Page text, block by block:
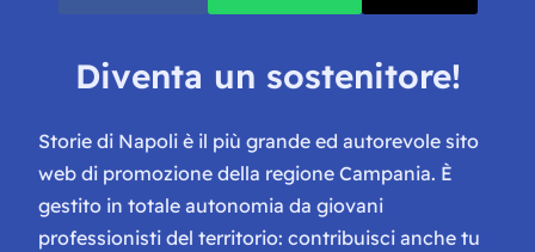
Diventa un sostenitore!
Storie di Napoli è il più grande ed autorevole sito
web di promozione della regione Campania. È
gestito in totale autonomia da giovani
professionisti del territorio: contribuisci anche tu